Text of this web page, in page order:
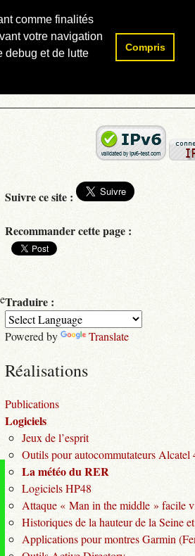
comme finalités
votre navigation
debug et de lutte
Compris
Rechercher :
Suivre ce site :
Recommander cette page :
Traduire :
Powered by Translate
Réalisations
Publications
Logiciels
Jeux de l’esprit
Outils pour autocommutateurs Alcatel
La météo du RER
Logiciels HP48
Attaque « Man in the middle » facile
Historiques de la hauteur de la Seine
Applications pour montres Garmin